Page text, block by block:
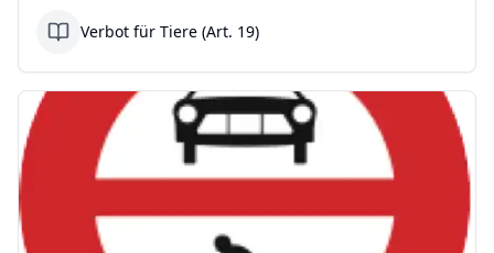
Verbot für Tiere (Art. 19)